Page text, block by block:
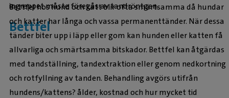
ingreppet måste föregås av tandröntgen.
Bettfel
Bettfel hos hund och katt blir ofta smärtsamma då hundar
och katter har långa och vassa permanenttänder. När dessa
tänder biter upp i läpp eller gom kan hunden eller katten få
allvarliga och smärtsamma bitskador. Bettfel kan åtgärdas
med tandställning, tandextraktion eller genom nedkortning
och rotfyllning av tanden. Behandling avgörs utifrån
hundens/kattens? ålder, kostnad och hur mycket tid